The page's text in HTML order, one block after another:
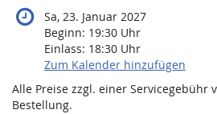
Sa, 23. Januar 2027
Beginn: 19:30 Uhr
Einlass: 18:30 Uhr
Zum Kalender hinzufügen
Alle Preise zzgl. einer Servicegebühr
Bestellung.